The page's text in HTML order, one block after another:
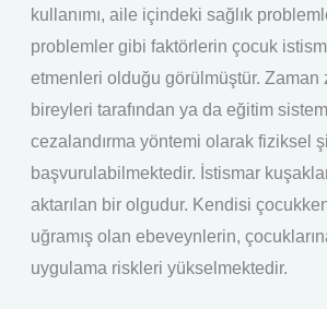
kullanımı, aile içindeki sağlık
problemler gibi faktörlerin çocuk
etmenleri olduğu görülmüştür. Zaman
bireyleri tarafından ya da eğitim
cezalandırma yöntemi olarak fiziksel
başvurulabilmektedir. İstismar
aktarılan bir olgudur. Kendisi
uğramış olan ebeveynlerin,
uygulama riskleri yükselmektedir.